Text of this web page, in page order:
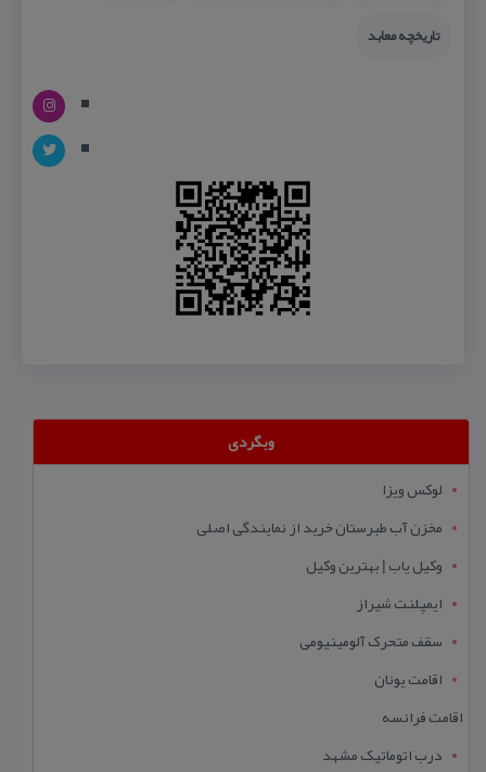
تاریخچه معابد
وبگردی
لوکس ویزا
مخزن آب طبرستان خرید از نمایندگی اصلی
وکیل یاب | بهترین وکیل
ایمپلنت شیراز
سقف متحرک آلومینیومی
اقامت یونان
اقامت فرانسه
درب اتوماتیک مشهد